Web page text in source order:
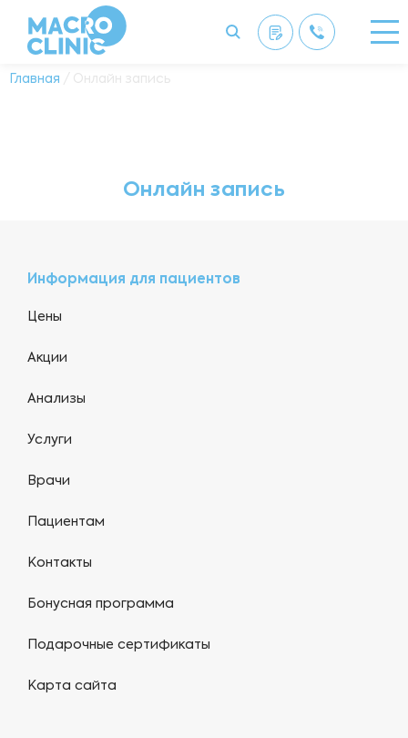
Главная / Онлайн запись
Онлайн запись
Информация для пациентов
Цены
Акции
Анализы
Услуги
Врачи
Пациентам
Контакты
Бонусная программа
Подарочные сертификаты
Карта сайта